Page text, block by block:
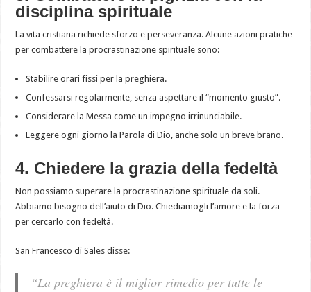
disciplina spirituale
La vita cristiana richiede sforzo e perseveranza. Alcune azioni pratiche
per combattere la procrastinazione spirituale sono:
Stabilire orari fissi per la preghiera.
Confessarsi regolarmente, senza aspettare il “momento giusto”.
Considerare la Messa come un impegno irrinunciabile.
Leggere ogni giorno la Parola di Dio, anche solo un breve brano.
4. Chiedere la grazia della fedeltà
Non possiamo superare la procrastinazione spirituale da soli.
Abbiamo bisogno dell’aiuto di Dio. Chiediamogli l’amore e la forza
per cercarlo con fedeltà.
San Francesco di Sales disse:
“La preghiera è il miglior rimedio per tutte le